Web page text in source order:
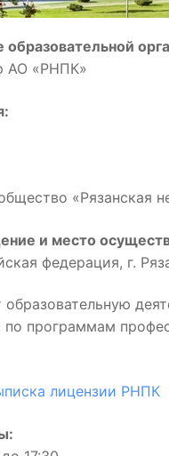
АО «РНПК»
«Рязанская
и место
федерация, г.
образовательную
по программам
лицензии РНПК